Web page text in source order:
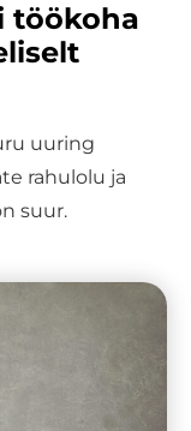
töökoha
uuring
rahulolu ja
suur.